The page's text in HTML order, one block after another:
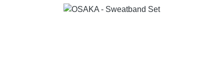
Bildergalerie überspringen